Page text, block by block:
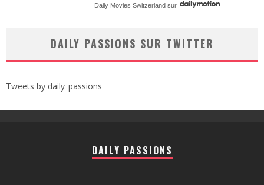
Daily Movies Switzerland sur
DAILY PASSIONS SUR TWITTER
Tweets by daily_passions
DAILY PASSIONS